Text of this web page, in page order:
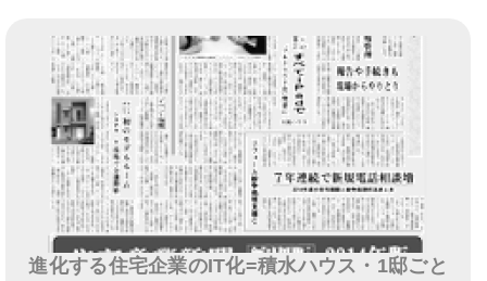
進化する住宅企業のIT化=積水ハウス・1邸ごと